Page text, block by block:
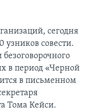
сегодня
узников совести.
в период «Черной
в письменном
Тома Кейси.